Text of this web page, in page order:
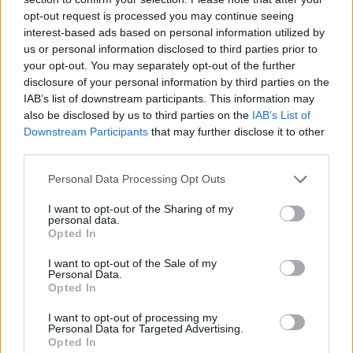
opt-out request is processed you may continue seeing
interest-based ads based on personal information utilized by
us or personal information disclosed to third parties prior to
your opt-out. You may separately opt-out of the further
disclosure of your personal information by third parties on the
IAB’s list of downstream participants. This information may
also be disclosed by us to third parties on the IAB’s List of
Downstream Participants that may further disclose it to other
Please note that this website/app uses one or more Google
not limited to your visit or usage behaviour. You may click to
grant or deny consent to Google and its third-party tags to
use your data for below specified purposes in below Google
consent section.
Personal Data Processing Opt Outs
I want to opt-out of the Sharing of my
personal data.
Opted In
I want to opt-out of the Sale of my
Personal Data.
Opted In
I want to opt-out of processing my
Personal Data for Targeted Advertising.
Opted In
Eliptický tréning je kľúčovým nástrojom na udržanie
si kondície počas rekonvalescencie po zraneniach. Je
to spôsob s nízkou záťažou, ako zostať aktívny, čím
sa znižuje stres na poranených miestach. To je
nevyhnutné pre tých, ktorí sa zotavujú po operácii
alebo iných zraneniach, pretože pomáha bezpečne
obnoviť silu a zlepšiť mobilitu.
pri regeneračnom tréningu. Plynulý pohyb pedálov
cvičenie jednoduchšie bez rizika ďalšieho zranenia.
Vďaka tomu sú skvelou voľbou pre tých, ktorí chcú
Zlepšuje kardiovaskulárne
zdravie